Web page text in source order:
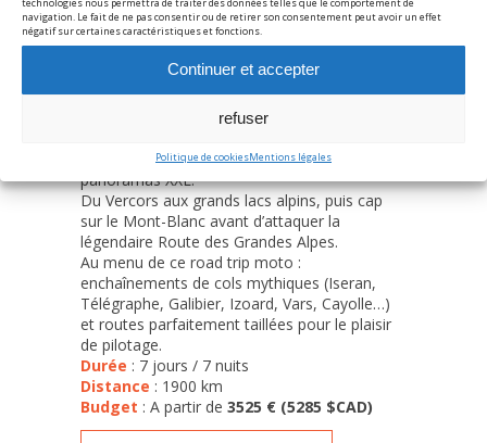
navigation. Le fait de ne pas consentir ou de retirer son consentement peut avoir un effet
négatif sur certaines caractéristiques et fonctions.
Continuer et accepter
refuser
Politique de cookiesMentions légales
Voyage dans les Alpes
7 jours de moto en circuit accompagné pour
massifs sauvages, vallées d’altitude et
panoramas XXL.
Du Vercors aux grands lacs alpins, puis cap
sur le Mont-Blanc avant d’attaquer la
légendaire Route des Grandes Alpes.
Au menu de ce road trip moto :
enchaînements de cols mythiques (Iseran,
Télégraphe, Galibier, Izoard, Vars, Cayolle…)
et routes parfaitement taillées pour le plaisir
de pilotage.
Durée : 7 jours / 7 nuits
Distance : 1900 km
Budget : A partir de 3525 € (5285 $CAD)